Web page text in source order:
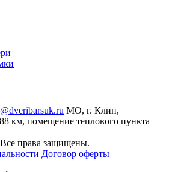
МО, г. Клин,
км, помещение теплового пункта
права защищены.
Договор оферты